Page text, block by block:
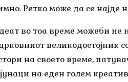
Ретко може да се најде
во тоа време можеби не
великодостојник
на своето време,
на еден голем